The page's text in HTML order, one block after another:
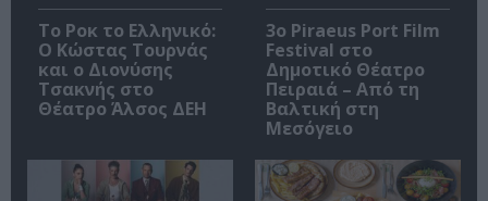
Το Ροκ το Ελληνικό:
Ο Κώστας Τουρνάς
και ο Διονύσης
Τσακνής στο
Θέατρο Άλσος ΔΕΗ
3o Piraeus Port Film
Festival στο
Δημοτικό Θέατρο
Πειραιά – Από τη
Βαλτική στη
Μεσόγειο